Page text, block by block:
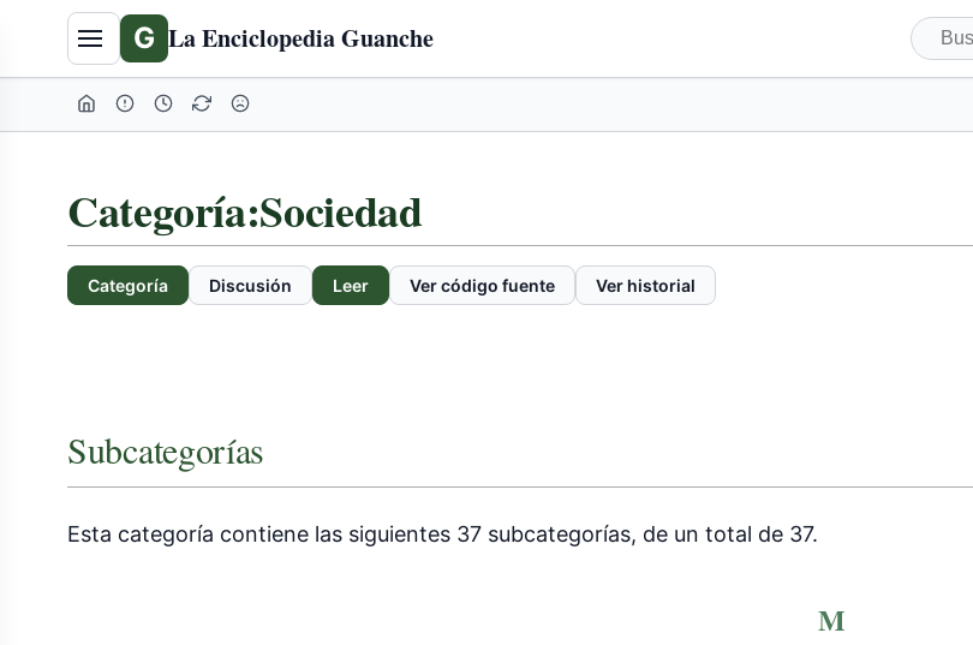
G La Enciclopedia Guanche
Categoría:Sociedad
Categoría Discusión Leer Ver código fuente Ver historial
Subcategorías
Esta categoría contiene las siguientes 37 subcategorías, de un total de 37.
M